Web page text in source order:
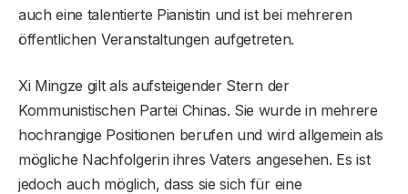
auch eine talentierte Pianistin und ist bei mehreren
öffentlichen Veranstaltungen aufgetreten.
Xi Mingze gilt als aufsteigender Stern der
Kommunistischen Partei Chinas. Sie wurde in mehrere
hochrangige Positionen berufen und wird allgemein als
mögliche Nachfolgerin ihres Vaters angesehen. Es ist
jedoch auch möglich, dass sie sich für eine